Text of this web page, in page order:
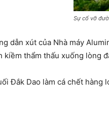
Sự cố vỡ
dẫn xút của Nhà máy
kiềm thẩm thấu xuống lòng
Đắk Dao làm cá chết